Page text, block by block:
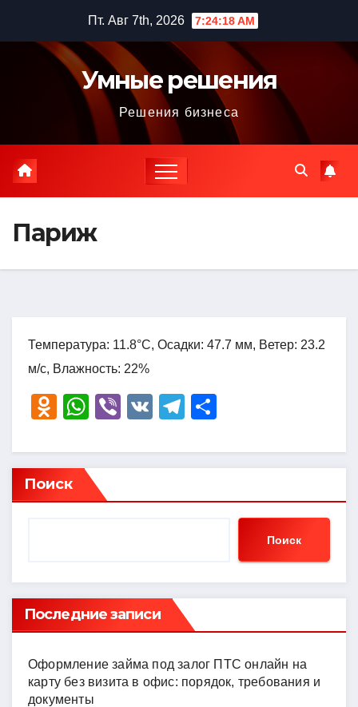
содержимому
Пт. Авг 7th, 2026 7:24:19 AM
Умные решения
Решения бизнеса
Париж
Температура: 11.8°C, Осадки: 47.7 мм, Ветер: 23.2
м/с, Влажность: 22%
O
n
o
kl
ni
ki
W
at
s
A
Vi
er
V
T
e
a
р
в
ть
Поиск
Поиск
Последние записи
Оформление займа под залог ПТС онлайн на
карту без визита в офис: порядок, требования и
документы